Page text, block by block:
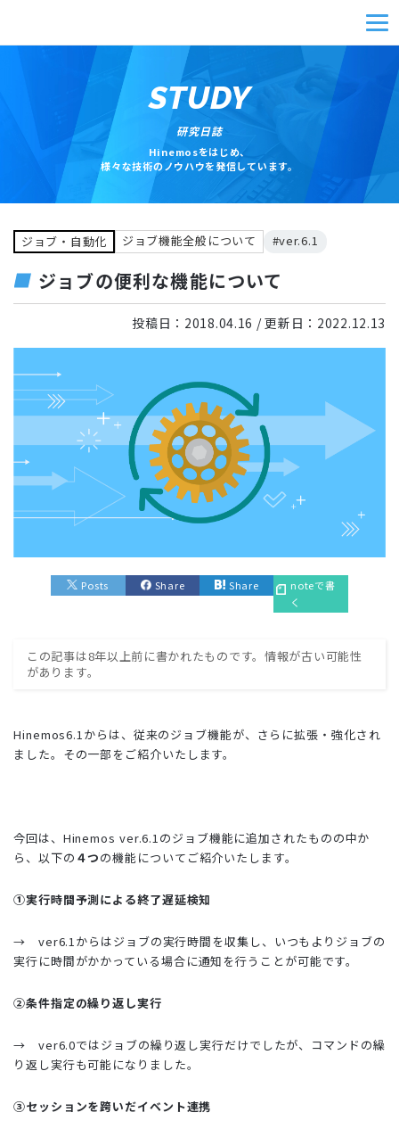
STUDY
研究日誌
Hinemosをはじめ、
様々な技術のノウハウを発信しています。
ジョブ・自動化 ジョブ機能全般について #ver.6.1
ジョブの便利な機能について
投稿日： 2018.04.16 / 更新日： 2022.12.13
Posts Share Share
noteで書
く
この記事は8年以上前に書かれたものです。情報が古い可能性
があります。
Hinemos6.1からは、従来のジョブ機能が、さらに拡張・強化され
ました。 その一部をご紹介いたします。
今回は、Hinemos ver.6.1のジョブ機能に追加されたものの中か
ら、以下の ４つの機能についてご紹介いたします。
①実行時間予測による終了遅延検知
→ ver6.1からはジョブの実行時間を収集し、いつもよりジョブの
実行に時間がかかっている場合に通知を行うことが可能です。
②条件指定の繰り返し実行
→ ver6.0ではジョブの繰り返し実行だけでしたが、コマンドの繰
り返し実行も可能になりました。
③セッションを跨いだイベント連携